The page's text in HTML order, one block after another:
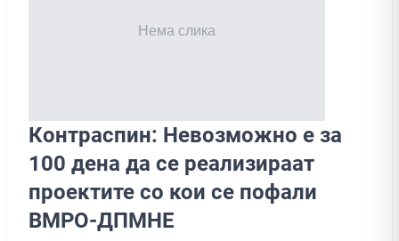
Контраспин: Невозможно е за
100 дена да се реализираат
проектите со кои се пофали
ВМРО-ДПМНЕ